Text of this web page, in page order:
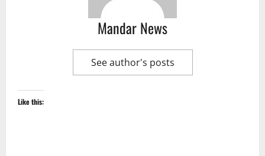
Mandar News
See author's posts
Like this: